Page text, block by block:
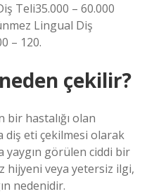
Teli35.000 – 60.000
Lingual Diş
– 120.
çekilir?
bir hastalığı olan
diş eti çekilmesi olarak
görülen ciddi bir
hijyeni veya yetersiz ilgi,
nedenidir.